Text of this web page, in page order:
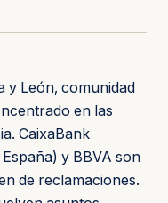
y León, comunidad
en las
CaixaBank
y BBVA son
de reclamaciones.